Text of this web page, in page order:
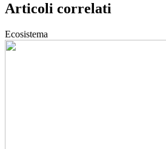
Articoli correlati
Ecosistema